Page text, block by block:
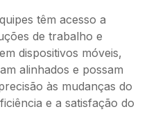
têm acesso a
de trabalho e
dispositivos móveis,
alinhados e possam
às mudanças do
e a satisfação do